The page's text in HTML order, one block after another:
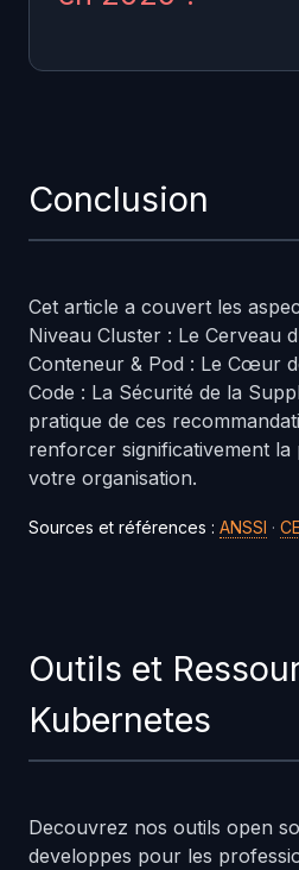
Les professionnels de la
doivent maintenir leurs
numeriques de leur
aux obligations de
Conclusion
Cet article a couvert les
Niveau Cluster : Le Cerveau
Conteneur & Pod : Le Cœur
Code : La Sécurité de la
pratique de ces
renforcer significativement la
votre organisation.
Sources et références : ANSSI ·
Outils et
Kubernetes
Decouvrez nos outils open
developpes pour les